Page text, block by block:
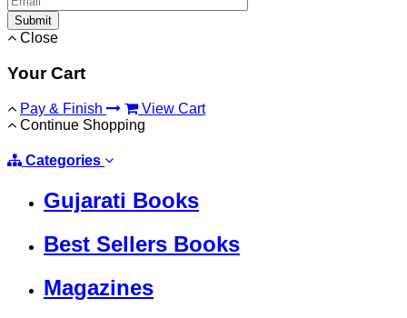
Submit
Close
Your Cart
Pay & Finish
View Cart
Continue Shopping
Categories
Gujarati Books
Best Sellers Books
Magazines